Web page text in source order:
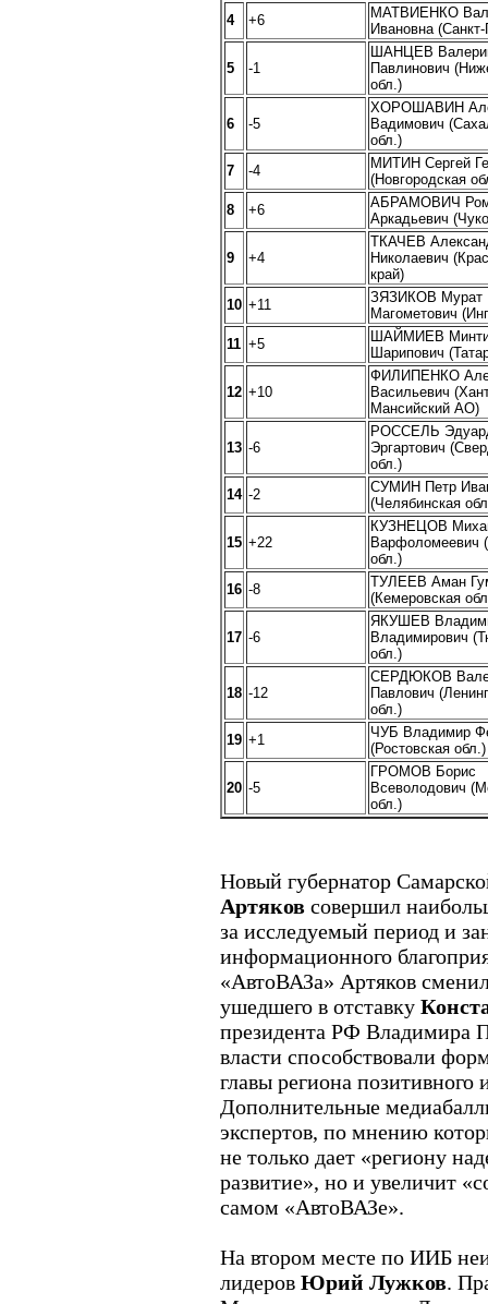
4
+6
МАТВИЕНКО
Ивановна (Санкт-
5 -1
ШАНЦЕВ
Павлинович
обл.)
6 -5
ХОРОШАВИН
Вадимович
обл.)
7
-4
МИТИН Сергей
(Новгородская
8
+6
АБРАМОВИЧ
Аркадьевич
9 +4
ТКАЧЕВ
Николаевич
край)
10 +11
ЗЯЗИКОВ Мурат
Магометович
11 +5
ШАЙМИЕВ
Шарипович
12 +10
ФИЛИПЕНКО
Васильевич
Мансийский АО)
13 -6
РОССЕЛЬ
Эргартович
обл.)
14 -2
СУМИН Петр
(Челябинская
15 +22
КУЗНЕЦОВ
Варфоломеевич
обл.)
16 -8
ТУЛЕЕВ Аман
(Кемеровская
17 -6
ЯКУШЕВ
Владимирович
обл.)
18 -12
СЕРДЮКОВ
Павлович
обл.)
19 +1
ЧУБ Владимир
(Ростовская обл.)
20 -5
ГРОМОВ Борис
Всеволодович
обл.)
Новый губернатор
Артяков совершил
за исследуемый период и
информационного
«АвтоВАЗа» Артяков
ушедшего в отставку
президента РФ Владимира
власти способствовали
главы региона
Дополнительные
экспертов, по мнению
не только дает «региону
развитие», но и увеличит
самом «АвтоВАЗе».
На втором месте по ИИБ
лидеров Юрий Лужков.